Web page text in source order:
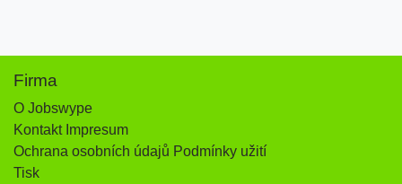
Firma
O Jobswype
Kontakt Impresum
Ochrana osobních údajů Podmínky užití
Tisk